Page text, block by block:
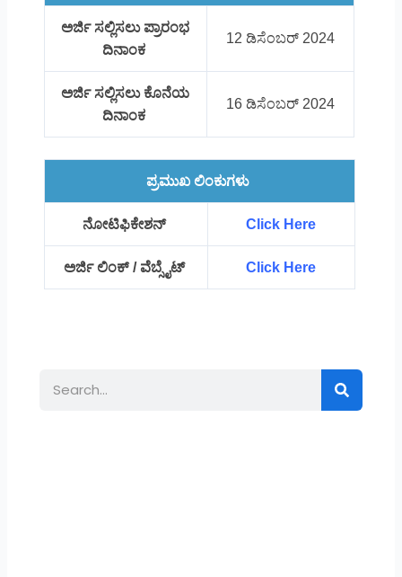
ಅರ್ಜಿ ಸಲ್ಲಿಸಲು ಪ್ರಾರಂಭ
ದಿನಾಂಕ
12 ಡಿಸೆಂಬರ್ 2024
ಅರ್ಜಿ ಸಲ್ಲಿಸಲು ಕೊನೆಯ
ದಿನಾಂಕ
16 ಡಿಸೆಂಬರ್ 2024
ಪ್ರಮುಖ ಲಿಂಕುಗಳು
ನೋಟಿಫಿಕೇಶನ್ Click Here
ಅರ್ಜಿ ಲಿಂಕ್ / ವೆಬ್ಸೈಟ್ Click Here
Search